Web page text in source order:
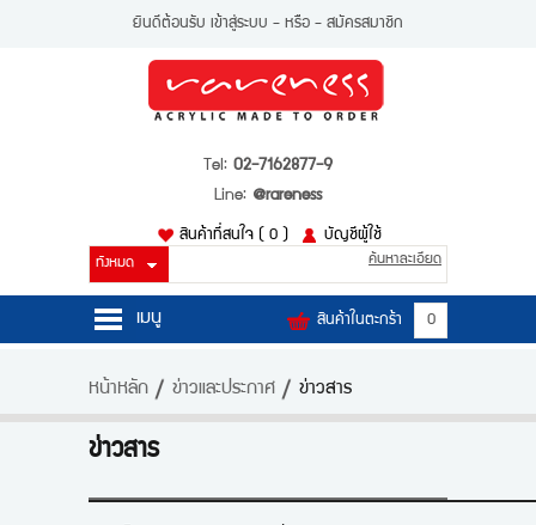
ยินดีต้อนรับ เข้าสู่ระบบ - หรือ - สมัครสมาชิก
Tel: 02-7162877-9
Line: @rareness
สินค้าที่สนใจ ( 0 ) บัญชีผู้ใช้
สินค้าในตะกร้า 0
ค้นหาละเอียด
เมนู
สินค้า
หน้าหลัก ข่าวและประกาศ ข่าวสาร
ข่าวสาร